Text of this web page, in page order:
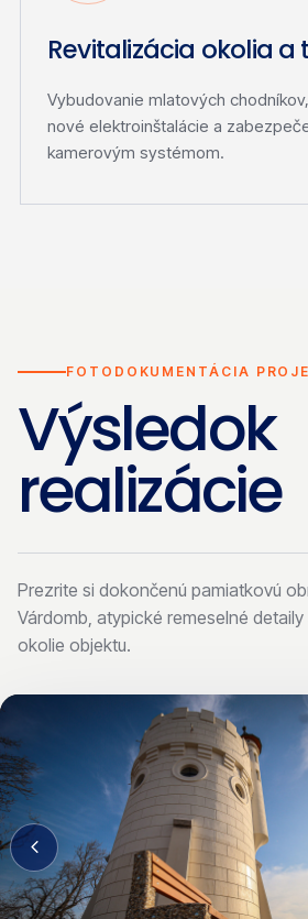
Revitalizácia okolia a
Vybudovanie mlatových
nové elektroinštalácie a
kamerovým systémom.
FOTODOKUMENTÁCIA
Výsledok
realizácie
Prezrite si dokončenú pamiatkovú
Várdomb, atypické remeselné
okolie objektu.